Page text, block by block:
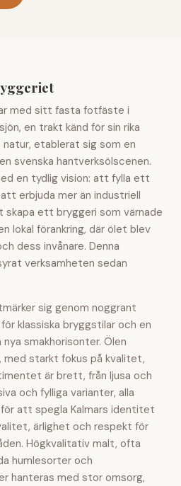
med sitt fasta fotfäste i
en trakt känd för sin rika
etablerat sig som en
svenska hantverksölscenen.
en tydlig vision: att fylla ett
erbjuda mer än industriell
skapa ett bryggeri som värnade
lokal förankring, där ölet blev
dess invånare. Denna
verksamheten sedan
sig genom noggrant
klassiska bryggstilar och en
smakhorisonter. Ölen
med starkt fokus på kvalitet,
är brett, från ljusa och
och fylliga varianter, alla
att spegla Kalmars identitet
ärlighet och respekt för
Högkvalitativ malt, ofta
humlesorter och
hanteras med stor omsorg,